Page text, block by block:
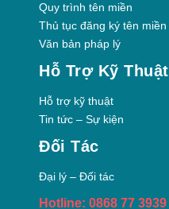
Quy trình tên miền
Thủ tục đăng ký tên miền
Văn bản pháp lý
Hỗ Trợ Kỹ Thuật
Hỗ trợ kỹ thuật
Tin tức – Sự kiện
Đối Tác
Đại lý – Đối tác
Hotline: 0868 77 3939